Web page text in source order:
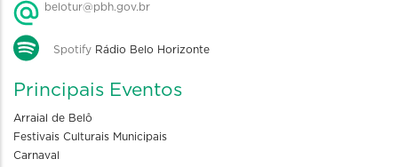
belotur@pbh.gov.br
Spotify Rádio Belo Horizonte
Principais Eventos
Arraial de Belô
Festivais Culturais Municipais
Carnaval